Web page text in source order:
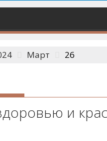
Март 26
и